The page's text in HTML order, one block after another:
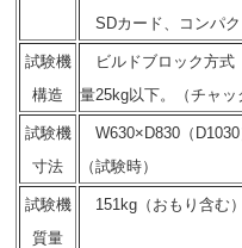
SDカード、コンパク
試験機
構造
ビルドブロック方式
量25kg以下。（チャッ
試験機
寸法
W630×D830（
（試験時）
試験機
質量
151kg（おもり含む）